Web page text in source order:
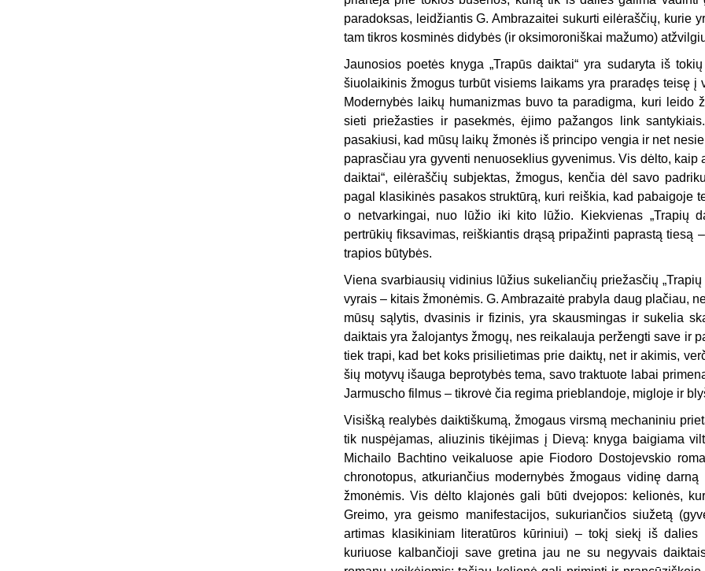
paradoksas, leidžiantis G. Ambrazaitei sukurti eilėraščių, kurie
tam tikros kosminės didybės (ir oksimoroniškai mažumo)
Jaunosios poetės knyga „Trapūs daiktai“ yra sudaryta iš
šiuolaikinis žmogus turbūt visiems laikams yra praradęs teisę į
Modernybės laikų humanizmas buvo ta paradigma, kuri leido
sieti priežasties ir pasekmės, ėjimo pažangos link
pasakiusi, kad mūsų laikų žmonės iš principo vengia ir net
paprasčiau yra gyventi nenuoseklius gyvenimus. Vis dėlto, kaip
daiktai“, eilėraščių subjektas, žmogus, kenčia dėl savo
pagal klasikinės pasakos struktūrą, kuri reiškia, kad pabaigoje
o netvarkingai, nuo lūžio iki kito lūžio. Kiekvienas „Trapių
pertrūkių fiksavimas, reiškiantis drąsą pripažinti paprastą tiesą
trapios būtybės.
Viena svarbiausių vidinius lūžius sukeliančių priežasčių
vyrais – kitais žmonėmis. G. Ambrazaitė prabyla daug plačiau,
mūsų sąlytis, dvasinis ir fizinis, yra skausmingas ir sukelia
daiktais yra žalojantys žmogų, nes reikalauja peržengti save ir
tiek trapi, kad bet koks prisilietimas prie daiktų, net ir akimis,
šių motyvų išauga beprotybės tema, savo traktuote labai
Jarmuscho filmus – tikrovė čia regima prieblandoje, migloje ir
Visišką realybės daiktiškumą, žmogaus virsmą mechaniniu
tik nuspėjamas, aliuzinis tikėjimas į Dievą: knyga baigiama
Michailo Bachtino veikaluose apie Fiodoro Dostojevskio
chronotopus, atkuriančius modernybės žmogaus vidinę
žmonėmis. Vis dėlto klajonės gali būti dvejopos: kelionės,
Greimo, yra geismo manifestacijos, sukuriančios siužetą
artimas klasikiniam literatūros kūriniui) – tokį siekį iš dalies
kuriuose kalbančioji save gretina jau ne su negyvais